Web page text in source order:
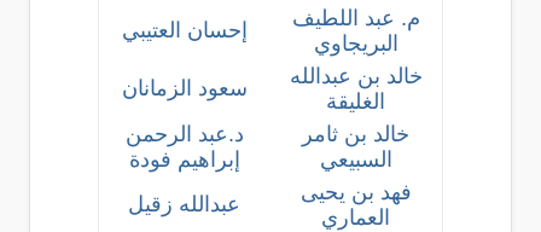
م. عبد اللطيف
البريجاوي
إحسان العتيبي
خالد بن عبدالله
الغليقة
سعود الزمانان
خالد بن ثامر
السبيعي
د.عبد الرحمن
إبراهيم فودة
فهد بن يحيى
العماري
عبدالله زقيل